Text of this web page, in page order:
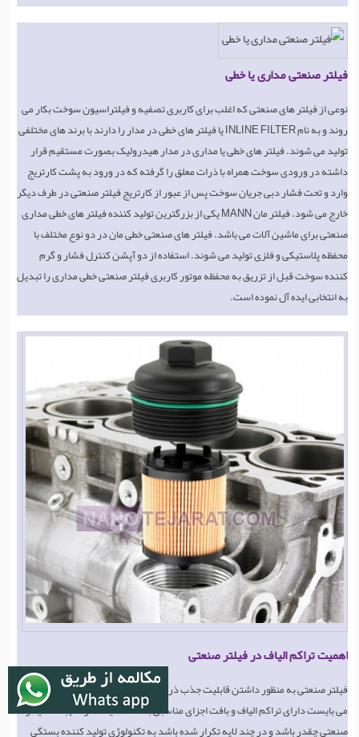
فیلتر صنعتی مداری یا خطی
نوعی از فیلتر های صنعتی که اغلب برای کاربری تصفیه و فیلتراسیون سوخت بکار می
روند و به نام INLINE FILTER یا فیلتر های خطی در مدار را دارند با برند های مختلفی
تولید می شوند. فیلتر های خطی یا مداری در مدار هیدرولیک بصورت مستقیم قرار
داشته در ورودی سوخت همراه با ذرات معلق را گرفته که در ورود به پشت کارتریج
وارد و تحت فشار دبی جریان سوخت پس از عبور از کارتریج فیلتر صنعتی در طرف دیگر
خارج می شود. فیلتر مان MANN یکی از بزرگترین تولید کننده فیلتر های خطی مداری
صنعتی برای ماشین آلات می باشد. فیلتر های صنعتی خطی مان در دو نوع مختلف با
محفظه پلاستیکی و فلزی تولید می شوند. استفاده از دو آپشن کنترل فشار و گرم
کننده سوخت قبل از تزریق به محفظه موتور کاربری فیلتر صنعتی خطی مداری را تبدیل
به انتخابی ایده آل نموده است.
اهمیت تراکم الیاف در فیلتر صنعتی
فیلتر صنعتی به منظور داشتن قابلیت جذب ذرات و ناخالصی ها در ابعاد بسیار کوچک
می بایست دارای تراکم الیاف و بافت اجزای مناسبی باشد. اما اینکه تراکم بافت فیلتر
صنعتی چقدر باشد و در چند لایه تکرار شده باشد به تکنولوژی تولید کننده بستگی